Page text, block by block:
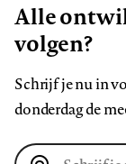
Alle
volgen?
Schrijf je nu in
donderdag de